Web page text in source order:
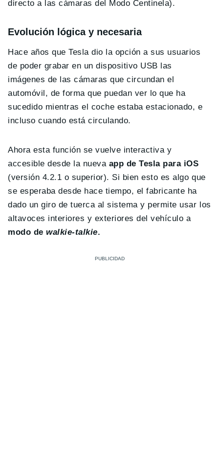
directo a las cámaras del Modo Centinela).
Evolución lógica y necesaria
Hace años que Tesla dio la opción a sus usuarios
de poder grabar en un dispositivo USB las
imágenes de las cámaras que circundan el
automóvil, de forma que puedan ver lo que ha
sucedido mientras el coche estaba estacionado, e
incluso cuando está circulando.
Ahora esta función se vuelve interactiva y
accesible desde la nueva app de Tesla para iOS
(versión 4.2.1 o superior). Si bien esto es algo que
se esperaba desde hace tiempo, el fabricante ha
dado un giro de tuerca al sistema y permite usar los
altavoces interiores y exteriores del vehículo a
modo dewalkie-talkie.